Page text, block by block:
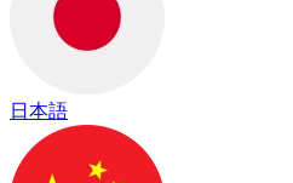
日本語